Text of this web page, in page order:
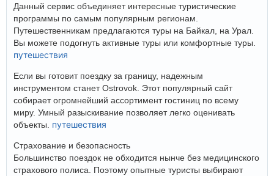
Данный сервис объединяет интересные туристические
программы по самым популярным регионам.
Путешественникам предлагаются туры на Байкал, на Урал.
Вы можете подогнуть активные туры или комфортные туры.
путешествия
Если вы готовит поездку за границу, надежным
инструментом станет Ostrovok. Этот популярный сайт
собирает огромнейший ассортимент гостиниц по всему
миру. Умный разыскивание позволяет легко оценивать
объекты. путешествия
Страхование и безопасность
Большинство поездок не обходится нынче без медицинского
страхового полиса. Поэтому опытные туристы выбирают